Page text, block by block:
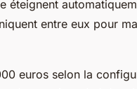
éteignent
entre eux pour
euros selon la